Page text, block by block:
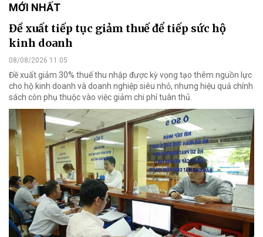
MỚI NHẤT
Đề xuất tiếp tục giảm thuế để tiếp sức hộ
kinh doanh
08/08/2026 11:05
Đề xuất giảm 30% thuế thu nhập được kỳ vọng tạo thêm nguồn lực
cho hộ kinh doanh và doanh nghiệp siêu nhỏ, nhưng hiệu quả chính
sách còn phụ thuộc vào việc giảm chi phí tuân thủ.